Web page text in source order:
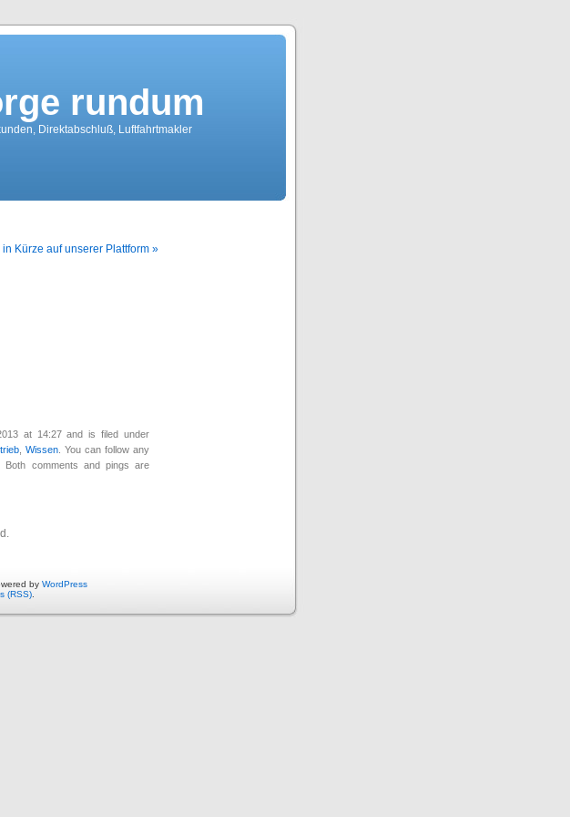
rundum
Direktabschluß, Luftfahrtmakler
Kürze auf unserer Plattform »
at 14:27 and is filed under
, Wissen. You can follow any
Both comments and pings are
by WordPress
(RSS).